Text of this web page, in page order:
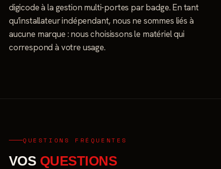
digicode à la gestion multi-portes par badge. En tant
qu'installateur indépendant, nous ne sommes liés à
aucune marque : nous choisissons le matériel qui
correspond à votre usage.
QUESTIONS FRÉQUENTES
VOS QUESTIONS